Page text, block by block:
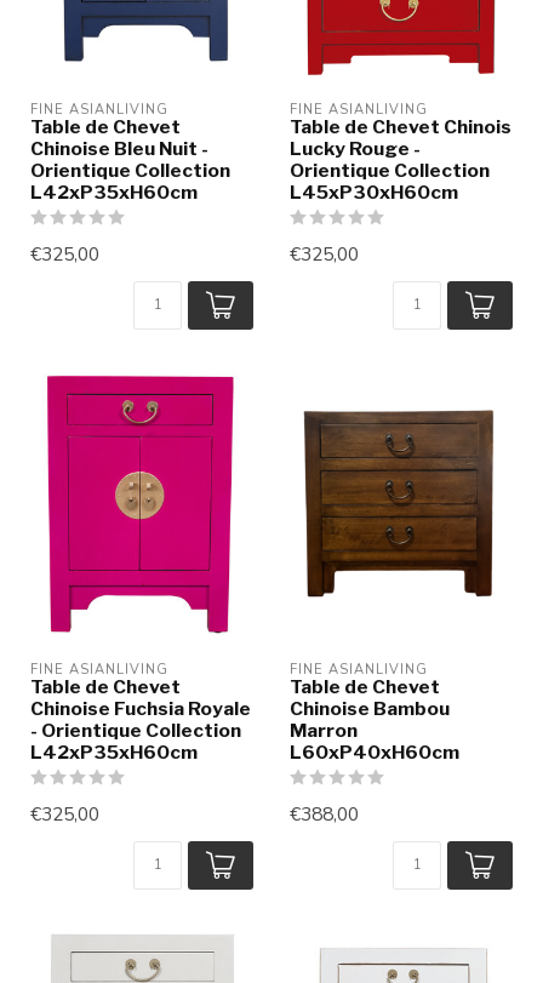
FINE ASIANLIVING
Table de Chevet
Chinoise Bleu Nuit -
Orientique Collection
L42xP35xH60cm
€325,00
FINE ASIANLIVING
Table de Chevet Chinois
Lucky Rouge -
Orientique Collection
L45xP30xH60cm
€325,00
FINE ASIANLIVING
Table de Chevet
Chinoise Fuchsia Royale
- Orientique Collection
L42xP35xH60cm
€325,00
FINE ASIANLIVING
Table de Chevet
Chinoise Bambou
Marron
L60xP40xH60cm
€388,00